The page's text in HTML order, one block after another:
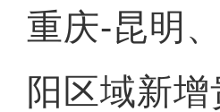
重庆-昆明
阳区域新